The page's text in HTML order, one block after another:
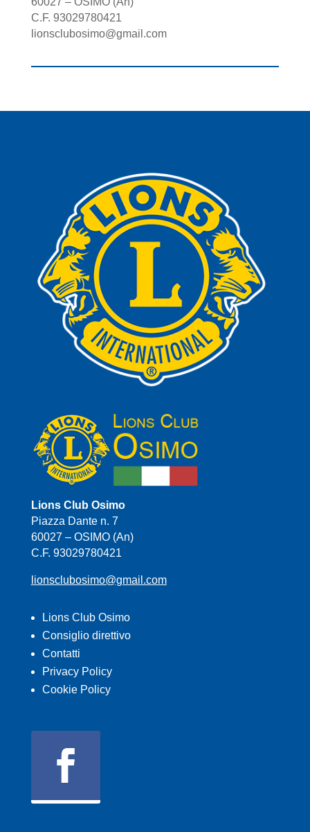
C.F. 93029780421
lionsclubosimo@gmail.com
Lions Club Osimo
Piazza Dante n. 7
60027 – OSIMO (An)
C.F. 93029780421
lionsclubosimo@gmail.com
Lions Club Osimo
Consiglio direttivo
Contatti
Privacy Policy
Cookie Policy